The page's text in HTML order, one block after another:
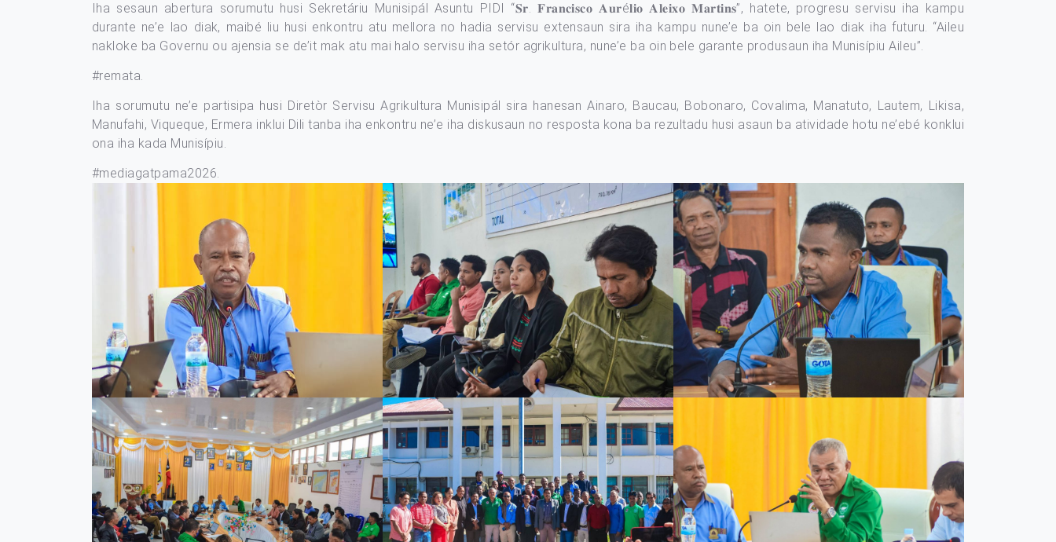
Iha sesaun abertura sorumutu husi Sekretáriu Munisipál Asuntu PIDI “𝐒𝐫. 𝐅𝐫𝐚𝐧𝐜𝐢𝐬𝐜𝐨 𝐀𝐮𝐫é𝐥𝐢𝐨 𝐀𝐥𝐞𝐢𝐱𝐨 𝐌𝐚𝐫𝐭𝐢𝐧𝐬”, hatete, progresu servisu iha kampu
durante ne’e lao diak, maibé liu husi enkontru atu mellora no hadia servisu extensaun sira iha kampu nune’e ba oin bele lao diak iha futuru. “Aileu
nakloke ba Governu ou ajensia se de’it mak atu mai halo servisu iha setór agrikultura, nune’e ba oin bele garante produsaun iha Munisípiu Aileu”.
#remata.
Iha sorumutu ne’e partisipa husi Diretòr Servisu Agrikultura Munisipál sira hanesan Ainaro, Baucau, Bobonaro, Covalima, Manatuto, Lautem, Likisa,
Manufahi, Viqueque, Ermera inklui Dili tanba iha enkontru ne’e iha diskusaun no resposta kona ba rezultadu husi asaun ba atividade hotu ne’ebé konklui
ona iha kada Munisípiu.
#mediagatpama2026.